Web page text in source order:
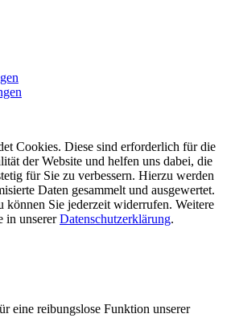
Cookies. Diese sind erforderlich für die
der Website und helfen uns dabei, die
für Sie zu verbessern. Hierzu werden
Daten gesammelt und ausgewertet.
können Sie jederzeit widerrufen. Weitere
in unsererDatenschutzerklärung.
eine reibungslose Funktion unserer